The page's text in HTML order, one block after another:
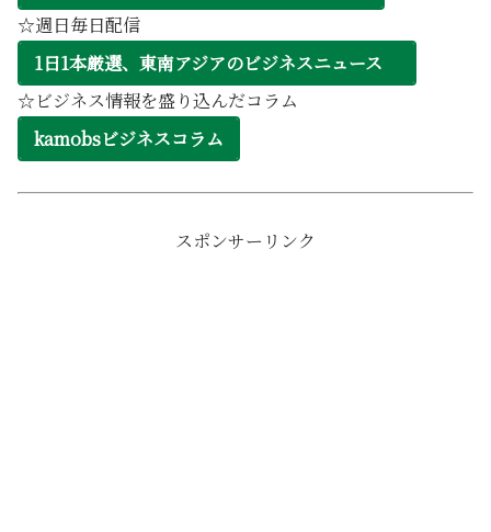
☆週日毎日配信
1日1本厳選、東南アジアのビジネスニュース
☆ビジネス情報を盛り込んだコラム
kamobsビジネスコラム
スポンサーリンク